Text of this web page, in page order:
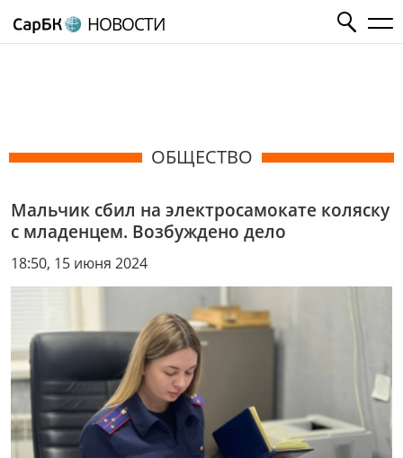
НОВОСТИ
ОБЩЕСТВО
Мальчик сбил на электросамокате коляску
с младенцем. Возбуждено дело
18:50, 15 июня 2024